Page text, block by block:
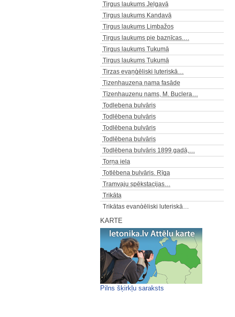
Tirgus laukums Jelgavā
Tirgus laukums Kandavā
Tirgus laukums Limbažos
Tirgus laukums pie baznīcas.…
Tirgus laukums Tukumā
Tirgus laukums Tukumā
Tirzas evaņģēliski luteriskā…
Tizenhauzena nama fasāde
Tīzenhauzenu nams, M. Buclera…
Todlebena bulvāris
Todlēbena bulvāris
Todlēbena bulvāris
Todlēbena bulvāris
Todlēbena bulvāris 1899.gadā,…
Torņa iela
Totlēbena bulvāris. Rīga
Tramvaju spēkstacijas…
Trikāta
Trikātas evaņģēliski luteriskā…
Trīsvienības baznīca,…
Trokšņu iela
Trokšņu iela
Trokšņu iela
Trokšņu iela
Trokšņu iela
Trokšņu iela
KARTE
Pilns šķirkļu saraksts